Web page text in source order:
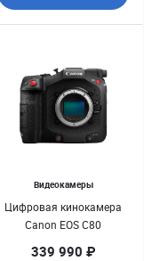
Видеокамеры
Цифровая кинокамера
Canon EOS C80
339 990 ₽